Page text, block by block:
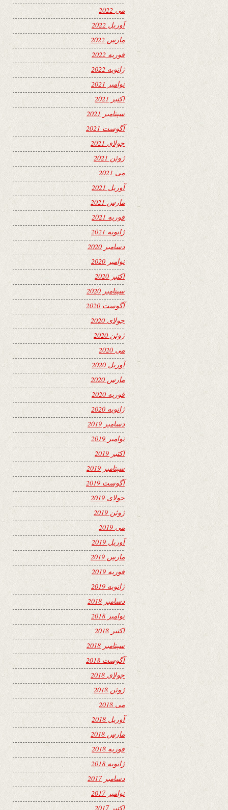
می 2022
آوریل 2022
مارس 2022
فوریه 2022
ژانویه 2022
نوامبر 2021
اکتبر 2021
سپتامبر 2021
آگوست 2021
جولای 2021
ژوئن 2021
می 2021
آوریل 2021
مارس 2021
فوریه 2021
ژانویه 2021
دسامبر 2020
نوامبر 2020
اکتبر 2020
سپتامبر 2020
آگوست 2020
جولای 2020
ژوئن 2020
می 2020
آوریل 2020
مارس 2020
فوریه 2020
ژانویه 2020
دسامبر 2019
نوامبر 2019
اکتبر 2019
سپتامبر 2019
آگوست 2019
جولای 2019
ژوئن 2019
می 2019
آوریل 2019
مارس 2019
فوریه 2019
ژانویه 2019
دسامبر 2018
نوامبر 2018
اکتبر 2018
سپتامبر 2018
آگوست 2018
جولای 2018
ژوئن 2018
می 2018
آوریل 2018
مارس 2018
فوریه 2018
ژانویه 2018
دسامبر 2017
نوامبر 2017
اکتبر 2017